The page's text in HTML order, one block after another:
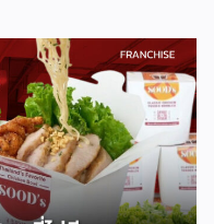
เรื่องการคิดสูตรอาหาร
ส์รองรับอยู่แล้ว เหมาะกับ
นด้านการทำอาหาร รู้จัก
สินใจ Good Morning
ายใต้บริษัทฟาร์มเฮ้าส์ ที่
ง ประกอบการได้ในเวลา
การซื้อส่วนผสมแซนด์วิช